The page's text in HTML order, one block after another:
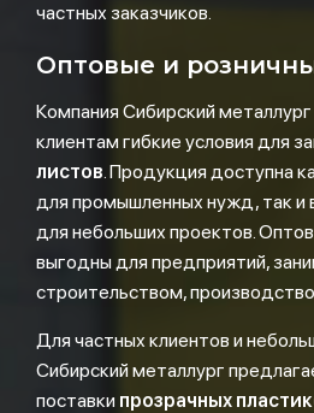
частных заказчиков.
Оптовые и
Компания Сибирский
клиентам гибкие условия для
листов. Продукция доступна
для промышленных нужд, так и
для небольших проектов.
выгодны для предприятий,
строительством,
Для частных клиентов и
Сибирский металлург
поставки прозрачных